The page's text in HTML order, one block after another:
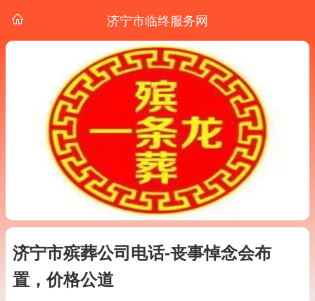
济宁市临终服务网
济宁市殡葬公司电话-丧事悼念会布
置，价格公道